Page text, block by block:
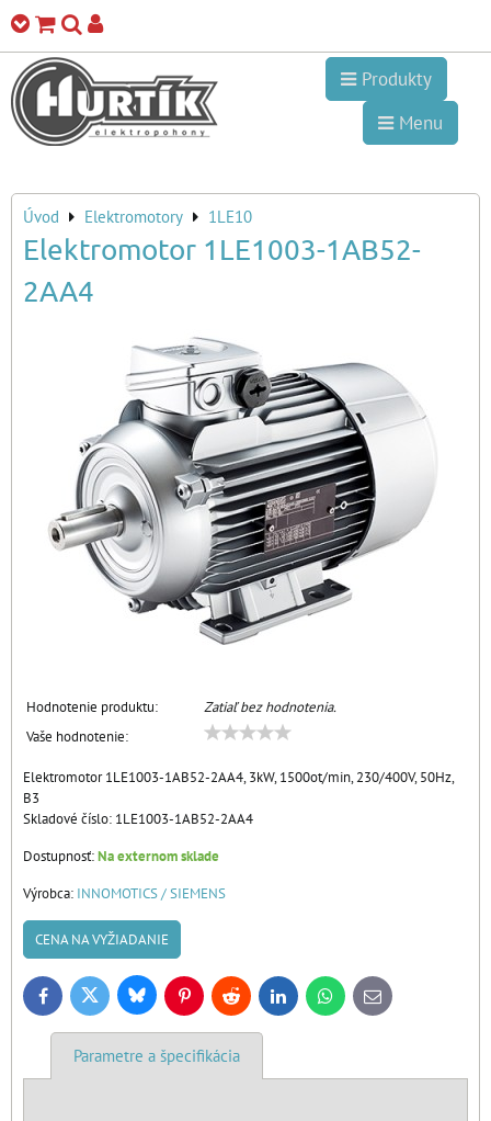
Produkty
Menu
Úvod Elektromotory 1LE10
Elektromotor 1LE1003-1AB52-
2AA4
Hodnotenie produktu:
Zatiaľ bez hodnotenia.
Vaše hodnotenie:
Elektromotor 1LE1003-1AB52-2AA4, 3kW, 1500ot/min, 230/400V, 50Hz,
B3
Skladové číslo: 1LE1003-1AB52-2AA4
Dostupnosť:Na externom sklade
Výrobca: INNOMOTICS / SIEMENS
CENA NA VYŽIADANIE
FacebookTwitter BlueskyPinterestReddit LinkedInWhatsApp
E-
mail
Parametre a špecifikácia